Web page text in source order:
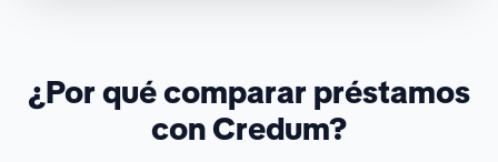
¿Por qué comparar préstamos
con Credum?